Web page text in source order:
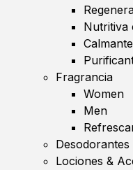
Nutritiva
Fragrancia
Women
Men
Desodorantes
Lociones &